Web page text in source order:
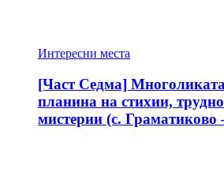
Интересни места
[Част Седма]
планина на стихии,
мистерии (с. Граматиково